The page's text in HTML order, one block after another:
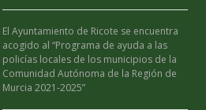
El Ayuntamiento de Ricote se encuentra
acogido al “Programa de ayuda a las
policías locales de los municipios de la
Comunidad Autónoma de la Región de
Murcia 2021-2025”